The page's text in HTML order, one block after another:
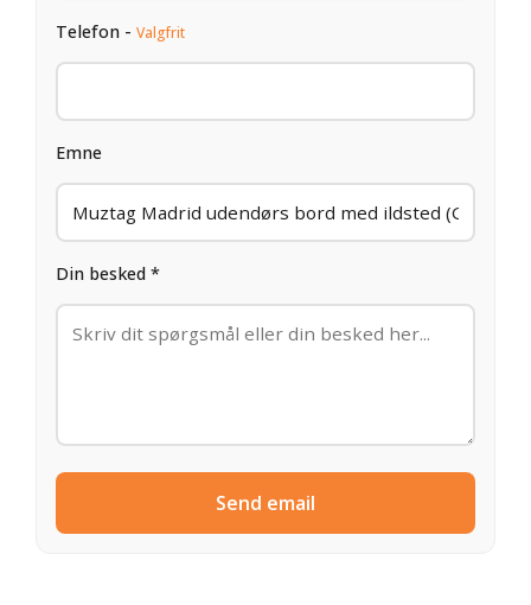
Telefon - Valgfrit
Emne
Din besked *
Send email